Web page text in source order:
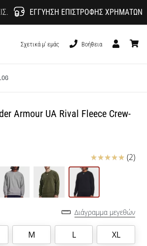
ΕΓΓΎΗΣΗ ΕΠΙΣΤΡΟΦΉΣ ΧΡΗΜΆΤΩΝ
Σχετικά μ' εμάς
Βοήθεια
Armour UA Rival Fleece Crew-
Κριτικές (2)
Διάγραμμα μεγεθών
M L XL